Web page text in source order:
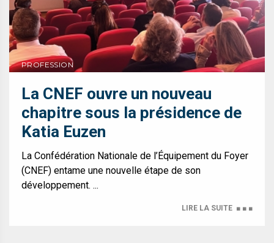
PROFESSION
La CNEF ouvre un nouveau
chapitre sous la présidence de
Katia Euzen
La Confédération Nationale de l’Équipement du Foyer
(CNEF) entame une nouvelle étape de son
développement. ...
LIRE LA SUITE ■ ■ ■